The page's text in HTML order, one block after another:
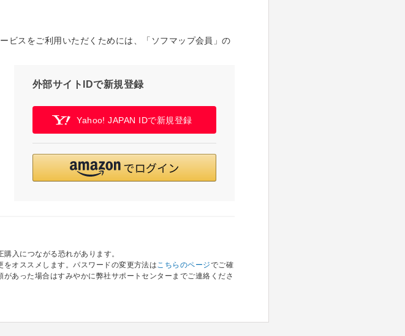
ビスをご利用いただくためには、「ソフマップ会員」の
外部サイトIDで新規登録
Yahoo! JAPAN IDで新規登録
入につながる恐れがあります。
オススメします。パスワードの変更方法はこちらのページでご確
あった場合はすみやかに弊社サポートセンターまでご連絡くださ